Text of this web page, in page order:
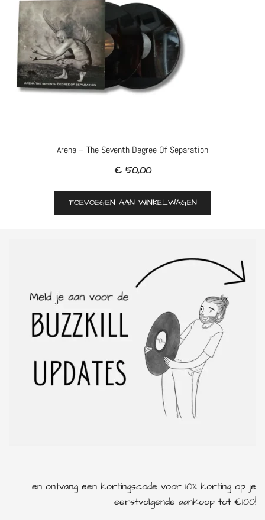
Arena – The Seventh Degree Of Separation
€50,00
TOEVOEGEN AAN WINKELWAGEN
en ontvang een kortingscode voor 10% korting op je
eerstvolgende aankoop tot €100!